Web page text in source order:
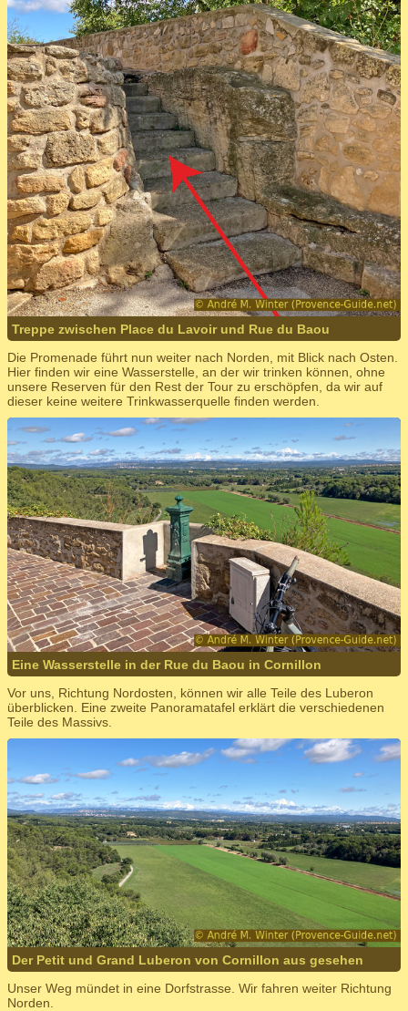
Treppe zwischen Place du Lavoir und Rue du Baou
Die Promenade führt nun weiter nach Norden, mit Blick nach Osten.
Hier finden wir eine Wasserstelle, an der wir trinken können, ohne
unsere Reserven für den Rest der Tour zu erschöpfen, da wir auf
dieser keine weitere Trinkwasserquelle finden werden.
Eine Wasserstelle in der Rue du Baou in Cornillon
Vor uns, Richtung Nordosten, können wir alle Teile des Luberon
überblicken. Eine zweite Panoramatafel erklärt die verschiedenen
Teile des Massivs.
Der Petit und Grand Luberon von Cornillon aus gesehen
Unser Weg mündet in eine Dorfstrasse. Wir fahren weiter Richtung
Norden.